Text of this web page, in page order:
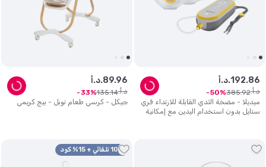
ميديلا - مضخة الثدي القابلة للارتداء فري
ستايل بدون استخدام اليدين مع إمكانية
د.أ.192.86
د.أ. 385.92
50
جيكل - كرسي طعام نوبل - بيج كريمي
د.أ.89.96
د.أ. 135.14
33
10% تلقائي + 15% كود